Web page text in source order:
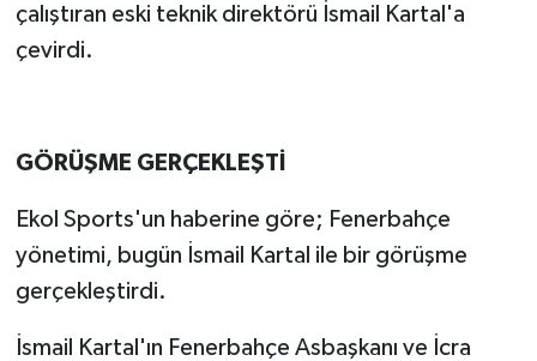
çalıştıran eski teknik direktörü İsmail Kartal'a
çevirdi.
GÖRÜŞME GERÇEKLEŞTİ
Ekol Sports'un haberine göre; Fenerbahçe
yönetimi, bugün İsmail Kartal ile bir görüşme
gerçekleştirdi.
İsmail Kartal'ın Fenerbahçe Asbaşkanı ve İcra